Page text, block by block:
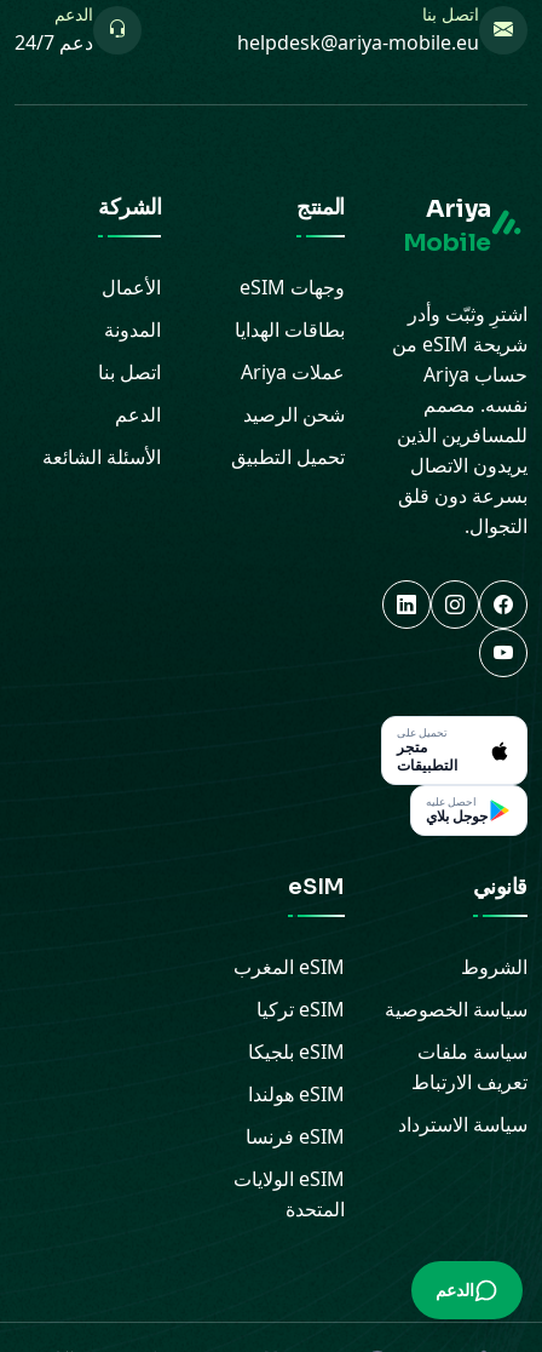
اتصل بنا
helpdesk@ariya-mobile.eu
الدعم
دعم 24/7
Ariya
Mobile
اشترِ وثبّت وأدر
شريحة eSIM من
حساب Ariya
نفسه. مصمم
للمسافرين الذين
يريدون الاتصال
بسرعة دون قلق
التجوال.
تحميل على
متجر
التطبيقات
احصل عليه
جوجل بلاي
المنتج
وجهات eSIM
بطاقات الهدايا
عملات Ariya
شحن الرصيد
تحميل التطبيق
الشركة
الأعمال
المدونة
اتصل بنا
الدعم
الأسئلة الشائعة
قانوني
الشروط
سياسة الخصوصية
سياسة ملفات
تعريف الارتباط
سياسة الاسترداد
eSIM
eSIM المغرب
eSIMتركيا
eSIM بلجيكا
eSIMهولندا
eSIM فرنسا
eSIM الولايات
المتحدة
الدعم